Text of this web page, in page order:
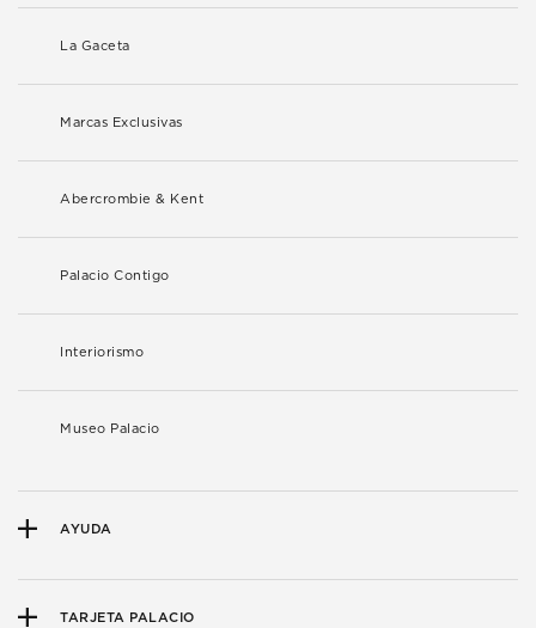
La Gaceta
Marcas Exclusivas
Abercrombie & Kent
Palacio Contigo
Interiorismo
Museo Palacio
AYUDA
TARJETA PALACIO